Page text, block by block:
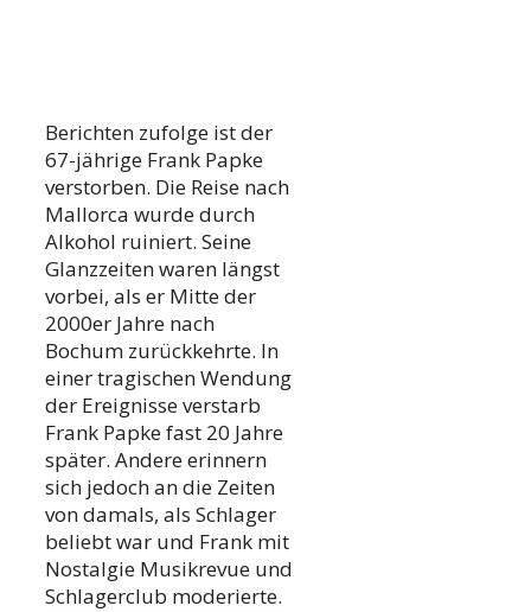
Berichten zufolge ist der
67-jährige Frank Papke
verstorben. Die Reise nach
Mallorca wurde durch
Alkohol ruiniert. Seine
Glanzzeiten waren längst
vorbei, als er Mitte der
2000er Jahre nach
Bochum zurückkehrte. In
einer tragischen Wendung
der Ereignisse verstarb
Frank Papke fast 20 Jahre
später. Andere erinnern
sich jedoch an die Zeiten
von damals, als Schlager
beliebt war und Frank mit
Nostalgie Musikrevue und
Schlagerclub moderierte.